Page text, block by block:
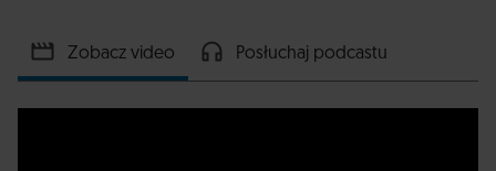
Zobacz video Posłuchaj podcastu